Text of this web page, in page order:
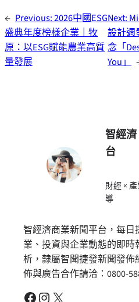
← Previous:2026中國ESG
盛典年度榜樣企業｜牧
原：以ESG賦能農業高質
量發展
Next:
設計週
念「
You」
智經
台
財經 ×
導
智經濟商業新聞平台，每日
業、投資與企業動態的即時
析，隸屬智聞捷發新聞發佈
佈與廣告合作請洽：0800-
Facebook Instagram X